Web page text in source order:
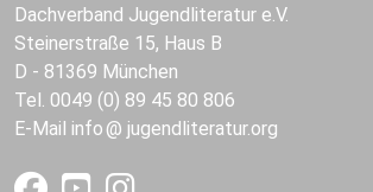
Dachverband Jugendliteratur e.V.
Steinerstraße 15, Haus B
D - 81369 München
Tel. 0049 (0) 89 45 80 806
E-Mail info jugendliteratur.org